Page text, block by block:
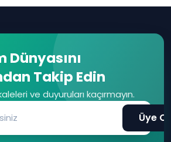
Dünyasını
Takip Edin
ve duyuruları kaçırmayın.
Üye Ol